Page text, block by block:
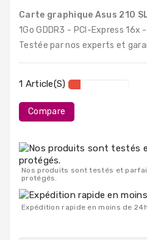
Composants
PC
Portables
Destockage
Carte graphique Asus 210
1Go GDDR3 - PCI-Express 16x
Testée par nos experts et
1 Article(s)
Compare
Nos produits sont testés et
protégés.
Expédition rapide en moins de